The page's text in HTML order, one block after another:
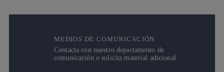
MEDIOS DE COMUNICACIÓN
Contacta con nuestro departamento de
comunicación o solicita material adicional.